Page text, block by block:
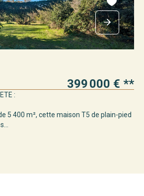
399 000 € **
:
5 400 m², cette maison T5 de plain-pied